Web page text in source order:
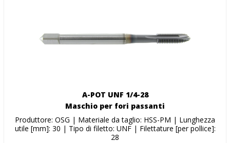
A-POT UNF 1/4-28
Maschio per fori passanti
Produttore: OSG | Materiale da taglio: HSS-PM | Lunghezza
utile [mm]: 30 | Tipo di filetto: UNF | Filettature [per pollice]:
28